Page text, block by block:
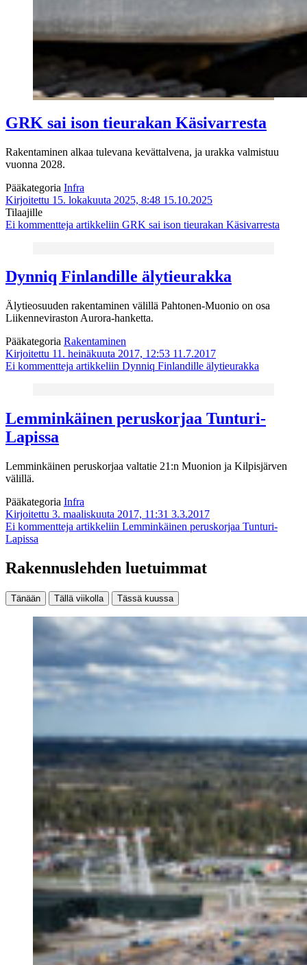
GRK sai ison tieurakan Käsivarresta
Rakentaminen alkaa tulevana kevättalvena, ja urakka valmistuu
vuonna 2028.
Pääkategoria Infra
Kirjoitettu 15. lokakuuta 2025, 8:48 15.10.2025
Tilaajille
Ei kommentteja artikkeliin GRK sai ison tieurakan Käsivarresta
Dynniq Finlandille älytieurakka
Älytieosuuden rakentaminen välillä Pahtonen-Muonio on osa
Liikenneviraston Aurora-hanketta.
Pääkategoria Rakentaminen
Kirjoitettu 11. heinäkuuta 2017, 12:53 11.7.2017
Ei kommentteja artikkeliin Dynniq Finlandille älytieurakka
Lemminkäinen peruskorjaa Tunturi-
Lapissa
Lemminkäinen peruskorjaa valtatie 21:n Muonion ja Kilpisjärven
välillä.
Pääkategoria Infra
Kirjoitettu 3. maaliskuuta 2017, 11:31 3.3.2017
Ei kommentteja artikkeliin Lemminkäinen peruskorjaa Tunturi-
Lapissa
Rakennuslehden luetuimmat
Tänään Tällä viikolla Tässä kuussa